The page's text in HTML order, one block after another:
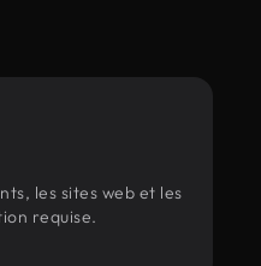
les sites web et les
requise.